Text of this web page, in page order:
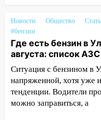
мужчины,
обвиняли в
животными
12:28
Ульяновской
провернул
проездными
Новости Общество
#бензин
Где есть бензин в
августа: список АЗС
Ситуация с бензином в
напряженной, хотя уже
тенденции. Водители
можно заправиться, а